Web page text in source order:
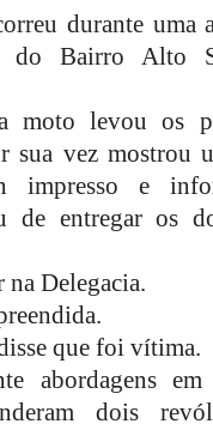
durante uma
do Bairro Alto
moto levou os
sua vez mostrou
impresso e
de entregar os
na Delegacia.
que foi vítima.
abordagens
dois